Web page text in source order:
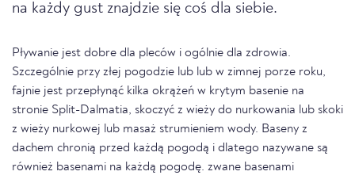
na każdy gust znajdzie się coś dla siebie.
Pływanie jest dobre dla pleców i ogólnie dla zdrowia.
Szczególnie przy złej pogodzie lub lub w zimnej porze roku,
fajnie jest przepłynąć kilka okrążeń w krytym basenie na
stronie Split-Dalmatia, skoczyć z wieży do nurkowania lub skoki
z wieży nurkowej lub masaż strumieniem wody. Baseny z
dachem chronią przed każdą pogodą i dlatego nazywane są
również basenami na każdą pogodę. zwane basenami